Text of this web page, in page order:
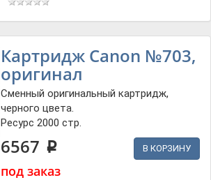
Картридж Canon №703,
оригинал
Сменный оригинальный картридж,
черного цвета.
Ресурс 2000 стр.
6567 p
под заказ
В КОРЗИНУ